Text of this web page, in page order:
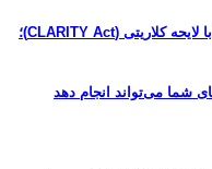
پایان مخالفت انجمن کلانترهای آمریکا با لایحه کلاریتی (CLARITY Act)؛